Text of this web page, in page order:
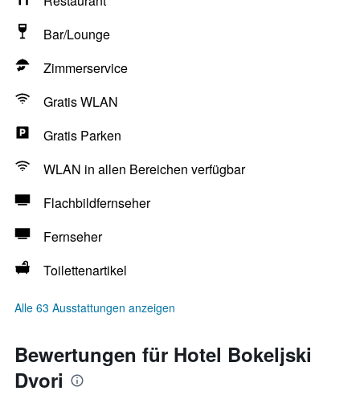
Bar/Lounge
Zimmerservice
Gratis WLAN
Gratis Parken
WLAN in allen Bereichen verfügbar
Flachbildfernseher
Fernseher
Toilettenartikel
Alle 63 Ausstattungen anzeigen
Bewertungen für Hotel Bokeljski
Dvori